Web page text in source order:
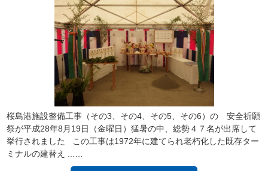
桜島港施設整備工事（その3、その4、その5、その6）の 安全祈願
祭が平成28年8月19日（金曜日）猛暑の中、総勢４７名が出席して
挙行されました この工事は1972年に建てられ老朽化した既存ター
ミナルの建替え ...…